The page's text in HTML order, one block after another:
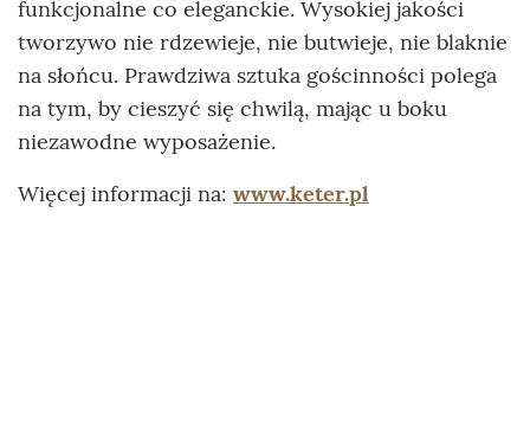
funkcjonalne co eleganckie. Wysokiej jakości
tworzywo nie rdzewieje, nie butwieje, nie blaknie
na słońcu. Prawdziwa sztuka gościnności polega
na tym, by cieszyć się chwilą, mając u boku
niezawodne wyposażenie.
Więcej informacji na: www.keter.pl